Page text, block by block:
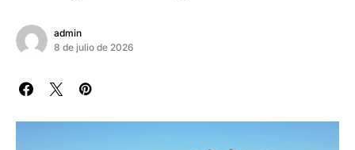
admin
8 de julio de 2026